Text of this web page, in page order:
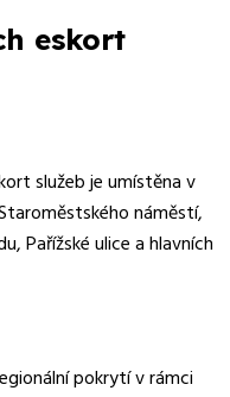
eskort
služeb je umístěna v
náměstí,
Pařížské ulice a hlavních
pokrytí v rámci